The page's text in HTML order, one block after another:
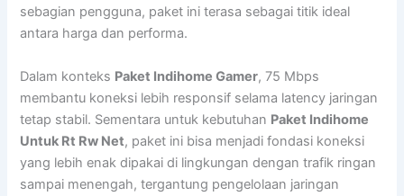
sebagian pengguna, paket ini terasa sebagai titik ideal
antara harga dan performa.
Dalam konteks Paket Indihome Gamer, 75 Mbps
membantu koneksi lebih responsif selama latency jaringan
tetap stabil. Sementara untuk kebutuhan Paket Indihome
Untuk Rt Rw Net, paket ini bisa menjadi fondasi koneksi
yang lebih enak dipakai di lingkungan dengan trafik ringan
sampai menengah, tergantung pengelolaan jaringan